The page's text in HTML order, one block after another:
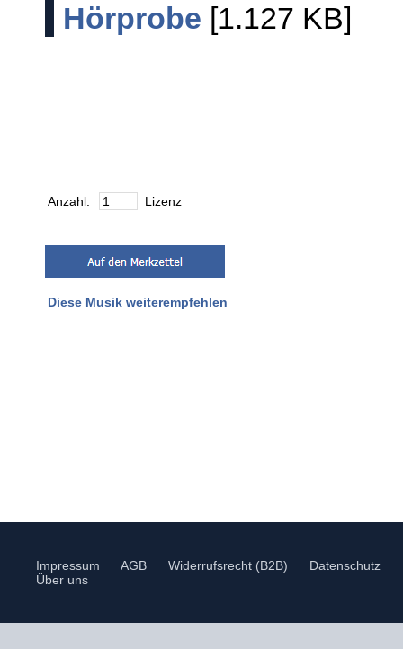
Hörprobe [1.127 KB]
Anzahl: Lizenz
Diese Musik weiterempfehlen
Impressum AGB Widerrufsrecht (B2B) Datenschutz
Über uns